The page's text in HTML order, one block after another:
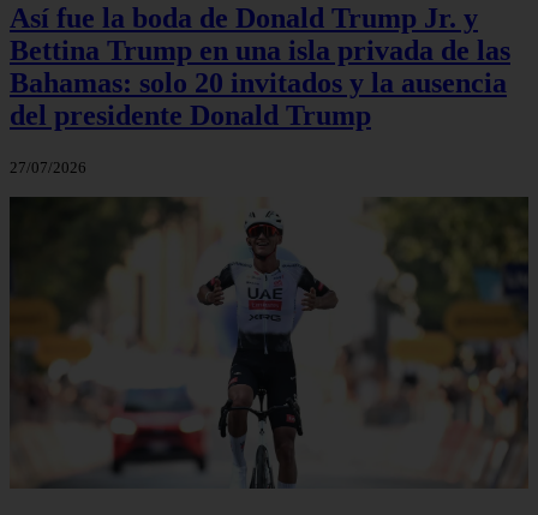
Así fue la boda de Donald Trump Jr. y
Bettina Trump en una isla privada de las
Bahamas: solo 20 invitados y la ausencia
del presidente Donald Trump
27/07/2026